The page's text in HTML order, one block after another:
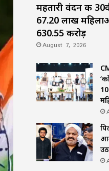
महतारी वंदन की
67.20 लाख
₹630.55 करोड़
August 7, 2026